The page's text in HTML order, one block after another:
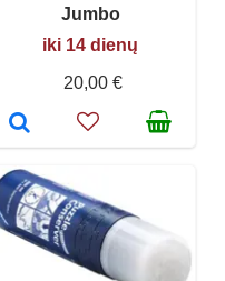
Jumbo
iki 14 dienų
20,00 €